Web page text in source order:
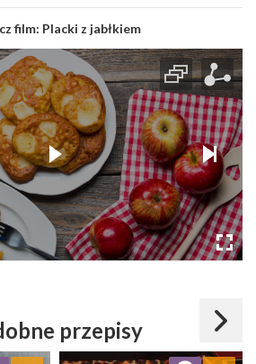
film: Placki z jabłkiem
przepisy
Dodaj do ulubionych